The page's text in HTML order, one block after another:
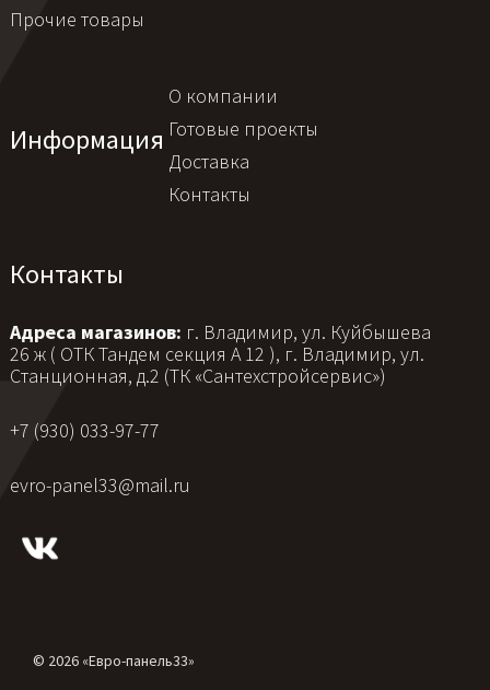
Прочие товары
Информация
О компании
Готовые проекты
Доставка
Контакты
Контакты
Адреса магазинов: г. Владимир, ул. Куйбышева
26 ж ( ОТК Тандем секция А 12 ), г. Владимир, ул.
Станционная, д.2 (ТК «Сантехстройсервис»)
+7 (930) 033-97-77
evro-panel33@mail.ru
© 2026 «Евро-панель33»